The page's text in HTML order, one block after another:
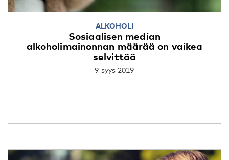
ALKOHOLI
Sosiaalisen median
alkoholimainonnan määrää on vaikea
selvittää
9 syys 2019